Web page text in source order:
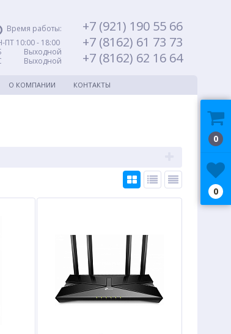
Время работы:
ПТ 10:00 - 18:00
Выходной
Выходной
+7 (921) 190 55 66
+7 (8162) 61 73 73
+7 (8162) 62 16 64
О КОМПАНИИ КОНТАКТЫ
0
0